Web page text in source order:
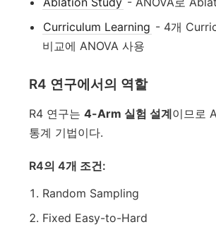
Curriculum Learning - 4개
비교에 ANOVA 사용
R4 연구에서의 역할
R4 연구는4-Arm 실험 설계이므로
통계 기법이다.
R4의 4개 조건:
Random Sampling
Fixed Easy-to-Hard